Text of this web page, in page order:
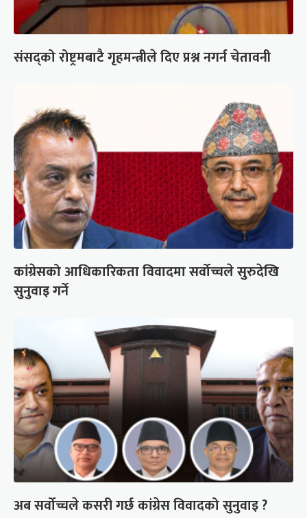
संसद्को रोष्ट्रमबाटै गृहमन्त्रीले दिए प्रश्न नगर्न चेतावनी
कांग्रेसको आधिकारिकता विवादमा सर्वोच्चले सुरुदेखि
सुनुवाइ गर्ने
अब सर्वोच्चले कसरी गर्छ कांग्रेस विवादको सुनुवाइ ?